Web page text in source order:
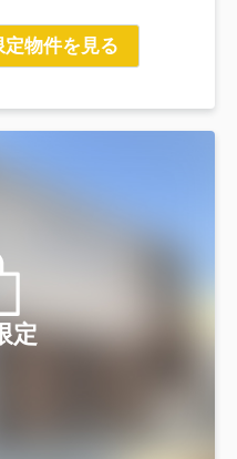
物件を見る
定